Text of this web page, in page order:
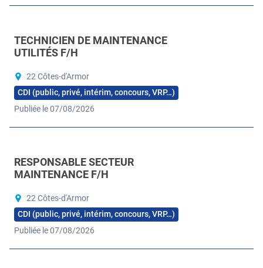
TECHNICIEN DE MAINTENANCE
UTILITÉS F/H
22 Côtes-d'Armor
CDI (public, privé, intérim, concours, VRP…)
Publiée le 07/08/2026
RESPONSABLE SECTEUR
MAINTENANCE F/H
22 Côtes-d'Armor
CDI (public, privé, intérim, concours, VRP…)
Publiée le 07/08/2026